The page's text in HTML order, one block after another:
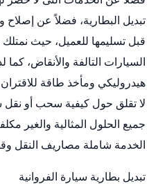
تبديل البطارية، فضلاً عن
قبل تسليمها للعميل، حيث
السيارات التالفة والأنقاض، كما
هيدروليكي ومأخذ طاقة للاقتران
لا تقلق حول كيفية سحب أو نقل
جميع الحلول المثالية والغير
الخدمة شاملة مصاريف النقل
تبديل بطارية سيارة الفروانية